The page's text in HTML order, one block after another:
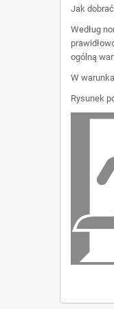
Jak
Według
ogólną
W
Rysunek